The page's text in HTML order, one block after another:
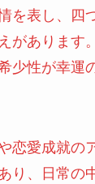
を表し、四
があります
少性が幸運
恋愛成就の
り、日常の